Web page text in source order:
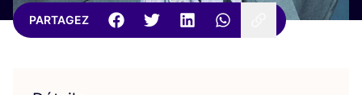
PARTAGEZ